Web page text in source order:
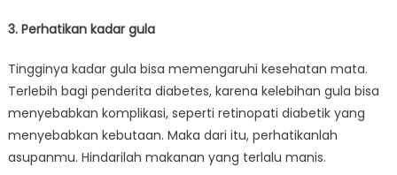
3. Perhatikan kadar gula
Tingginya kadar gula bisa memengaruhi kesehatan mata.
Terlebih bagi penderita diabetes, karena kelebihan gula bisa
menyebabkan komplikasi, seperti retinopati diabetik yang
menyebabkan kebutaan. Maka dari itu, perhatikanlah
asupanmu. Hindarilah makanan yang terlalu manis.